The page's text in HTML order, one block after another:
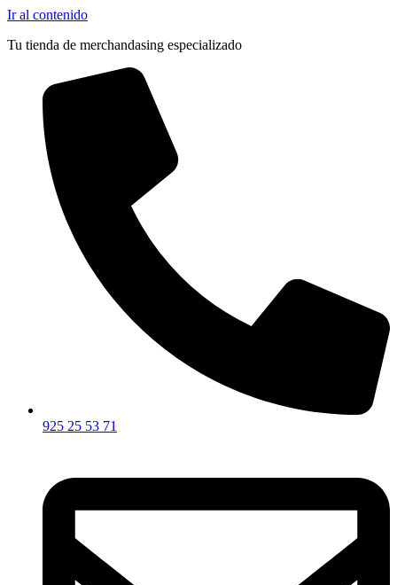
Ir al contenido
Tu tienda de merchandasing especializado
925 25 53 71
Outlet